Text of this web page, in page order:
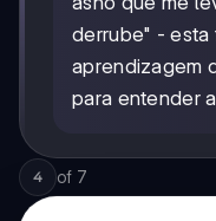
derrube" - esta
aprendizagem
para entender
4 of 7